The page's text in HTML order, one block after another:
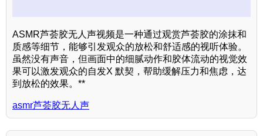
ASMR芦荟胶无人声视频是一种通过观赏芦荟胶的涂抹和
质感等细节，能够引发观众的放松和舒适感的视听体验。
虽然没有声音，但画面中的细腻动作和胶体流动的视觉效
果可以激发观众的自发X 默契，帮助缓解压力和焦虑，达
到放松的效果。**
asmr芦荟胶无人声